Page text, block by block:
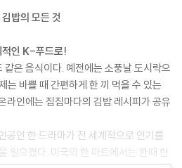
밥의 모든 것
적인 K-푸드로!
은 음식이다. 예전에는 소풍날 도시락으
는 바쁠 때 간편하게 한 끼 먹을 수 있는
라인에는 집집마다의 김밥 레시피가 공유
공인 한 드라마가 전 세계적으로 인기를
일으켰다. 미국의 한 마트에서는 한때 한